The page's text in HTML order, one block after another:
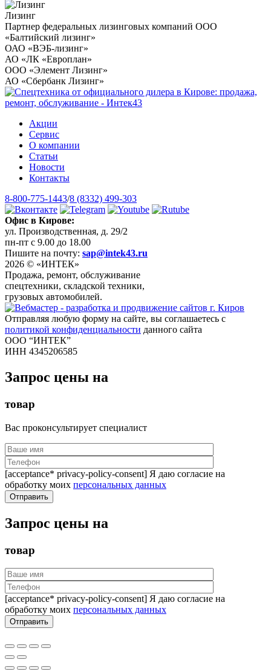
Лизинг
Партнер федеральных лизинговых компаний ООО
«Балтийский лизинг»
ОАО «ВЭБ-лизинг»
АО «ЛК «Европлан»
ООО «Элемент Лизинг»
АО «Сбербанк Лизинг»
Акции
Сервис
О компании
Статьи
Новости
Контакты
8-800-775-1443/8 (8332) 499-303
Офис в Кирове:
ул. Производственная, д. 29/2
пн-пт с 9.00 до 18.00
Пишите на почту: sap@intek43.ru
2026 © «ИНТЕК»
Продажа, ремонт, обслуживание
спецтехники, складской техники,
грузовых автомобилей.
Отправляя любую форму на сайте, вы соглашаетесь с
политикой конфиденциальности данного сайта
ООО “ИНТЕК”
ИНН 4345206585
Запрос цены на
товар
Вас проконсультирует специалист
[acceptance* privacy-policy-consent] Я даю согласие на
обработку моих персональных данных
Запрос цены на
товар
[acceptance* privacy-policy-consent] Я даю согласие на
обработку моих персональных данных